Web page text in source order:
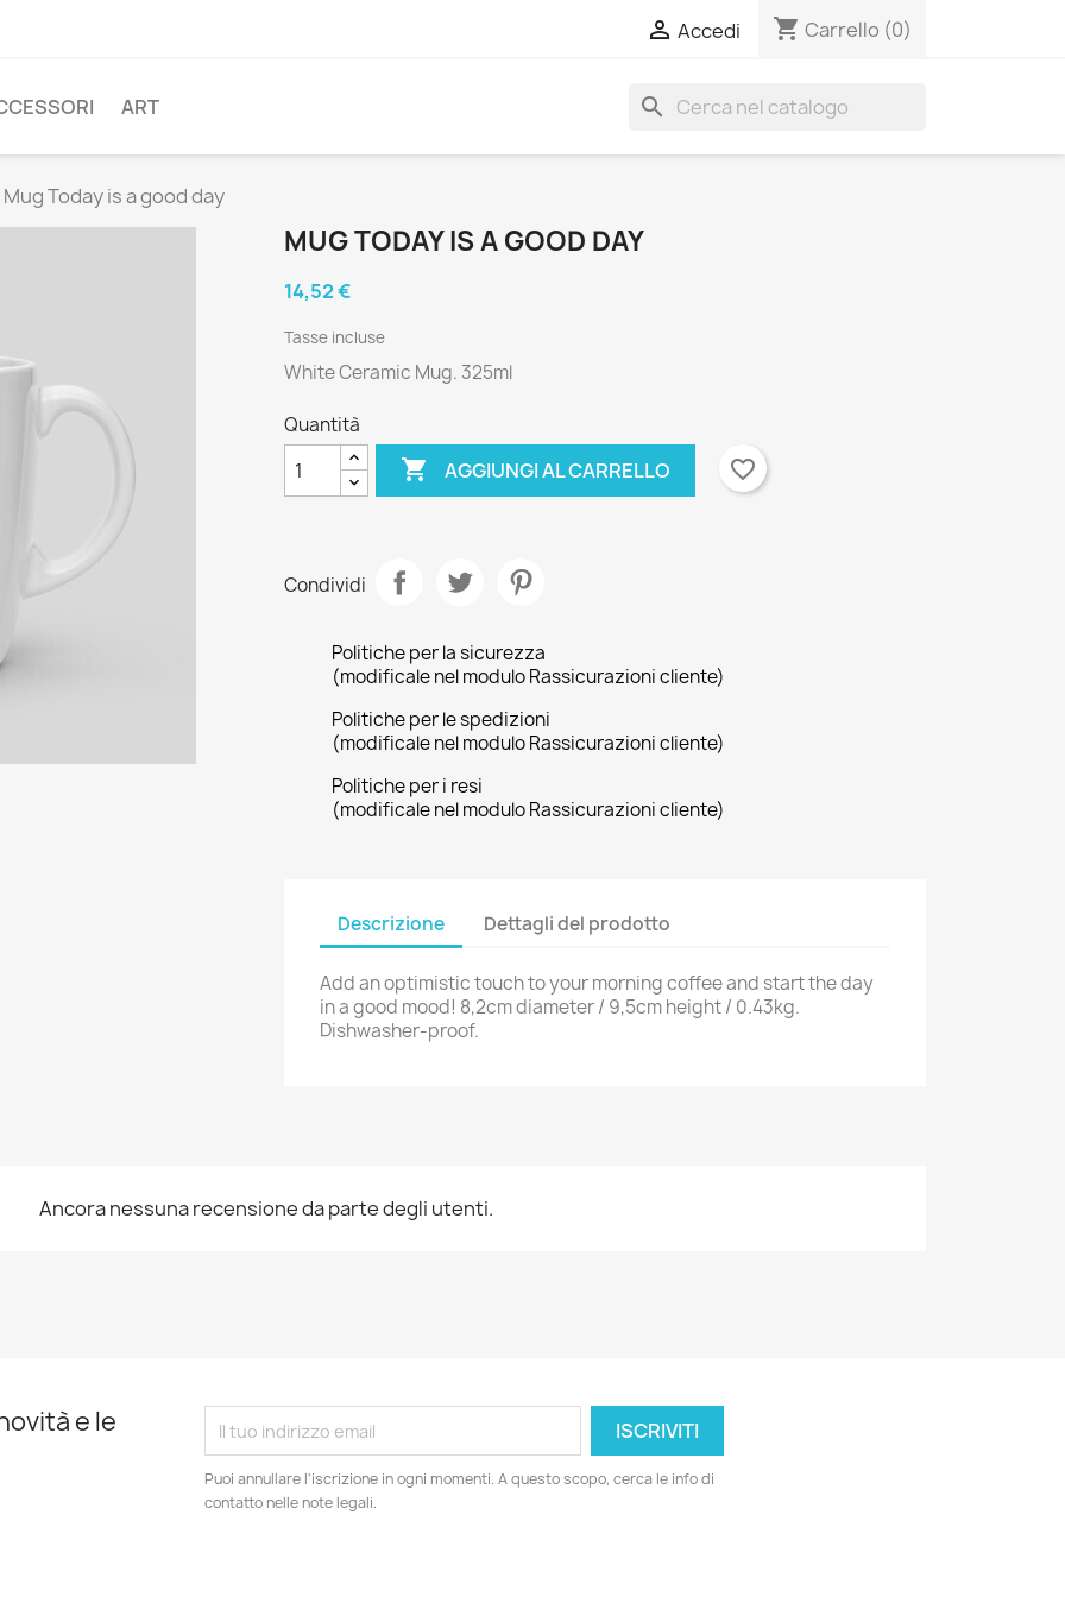
alla lista dei desideri ×
avere effettuato l'accesso per salvare dei prodotti nella tua lista
 Accedi shopping_cart Carrello (0)
ART search
Mug Today is a good day
MUG TODAY IS A GOOD DAY
14,52 €
Tasse incluse
White Ceramic Mug. 325ml
Quantità
 AGGIUNGI AL CARRELLO favorite_border
Condividi
Politiche per la sicurezza
(modificale nel modulo Rassicurazioni cliente)
Politiche per le spedizioni
(modificale nel modulo Rassicurazioni cliente)
Politiche per i resi
(modificale nel modulo Rassicurazioni cliente)
Descrizione Dettagli del prodotto
Add an optimistic touch to your morning coffee and start the day
in a good mood! 8,2cm diameter / 9,5cm height / 0.43kg.
Dishwasher-proof.
Ancora nessuna recensione da parte degli utenti.
e le
Puoi annullare l'iscrizione in ogni momenti. A questo scopo, cerca le info di
contatto nelle note legali.